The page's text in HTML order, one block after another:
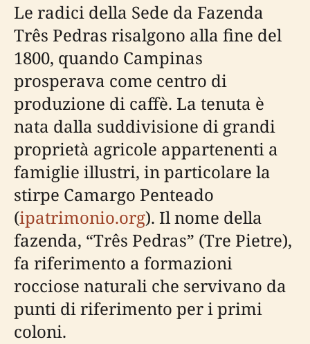
Le radici della Sede da Fazenda
Três Pedras risalgono alla fine del
1800, quando Campinas
prosperava come centro di
produzione di caffè. La tenuta è
nata dalla suddivisione di grandi
proprietà agricole appartenenti a
famiglie illustri, in particolare la
stirpe Camargo Penteado
(ipatrimonio.org). Il nome della
fazenda, “Três Pedras” (Tre Pietre),
fa riferimento a formazioni
rocciose naturali che servivano da
punti di riferimento per i primi
coloni.